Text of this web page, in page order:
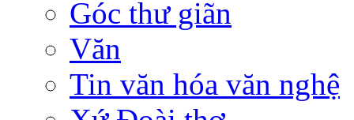
Góc thư giãn
Văn
Tin văn hóa văn nghệ